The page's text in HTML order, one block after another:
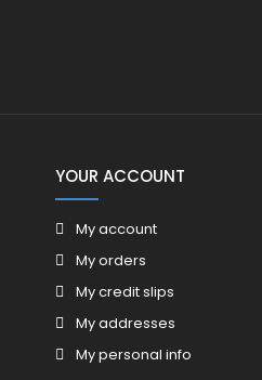
YOUR ACCOUNT
My account
My orders
My credit slips
My addresses
My personal info